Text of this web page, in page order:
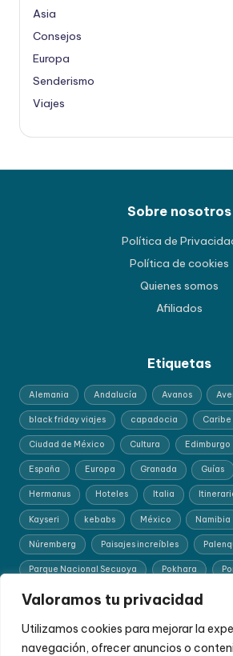
Valoramos tu privacidad
Utilizamos cookies para mejorar la
navegación, ofrecer anuncios o
Asia
Consejos
Europa
Senderismo
Viajes
Sobre nosotros
Política de
Política de cookies
Quienes somos
Afiliados
Etiquetas
Alemania Andalucía Avanos
black friday viajes capadocia
Ciudad de México Cultura Edimburgo
España Europa Granada Guías
Hermanus Hoteles Italia
Kayseri kebabs México Namibia
Núremberg Paisajes increíbles
Parque Nacional Secuoya Pokhara
Recomendación para mochileros Ruta del
trenEuropa Turquía viajar por libre